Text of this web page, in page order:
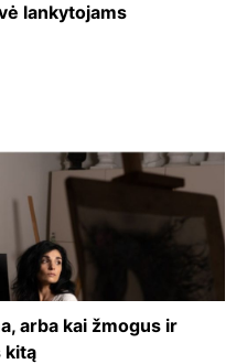
lankytojams
arba kai žmogus ir
kitą